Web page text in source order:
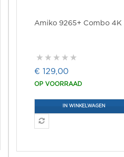
Amiko 9265+ Combo 4K
€ 129,00
OP VOORRAAD
IN WINKELWAGEN